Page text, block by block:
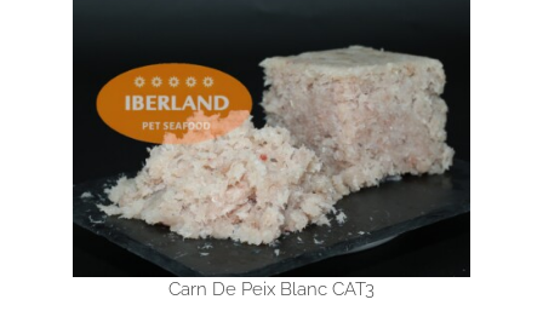
Carn De Peix Blanc CAT3